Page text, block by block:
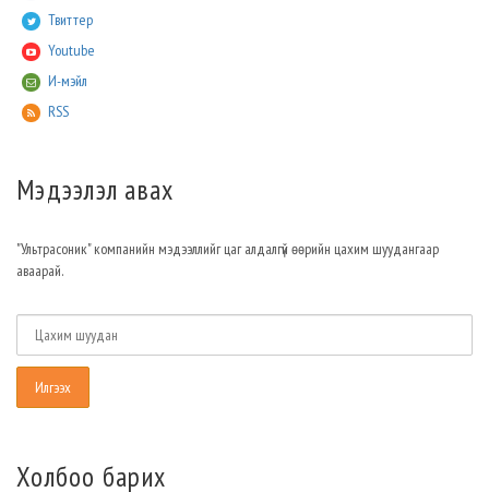
Твиттер
Youtube
И-мэйл
RSS
Мэдээлэл авах
"Ультрасоник" компанийн мэдээллийг цаг алдалгүй өөрийн цахим шуудангаар
аваарай.
Холбоо барих